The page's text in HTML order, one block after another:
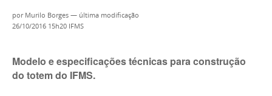
por Murilo Borges — última modificação
26/10/2016 15h20 IFMS
Modelo e especificações técnicas para construção
do totem do IFMS.